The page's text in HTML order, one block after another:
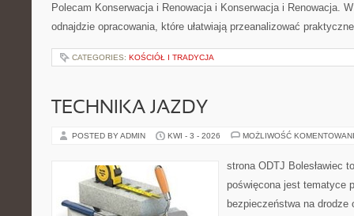
Polecam Konserwacja i Renowacja i Konserwacja i Renowacja.
odnajdzie opracowania, które ułatwiają przeanalizować
CATEGORIES: KOŚCIÓŁ I TRADYCJA
TECHNIKA JAZDY
POSTED BY ADMIN KWI - 3 - 2026 MOŻLIWOŚĆ
strona ODTJ Bolesławiec
poświęcona jest tematyce
bezpieczeństwa na drodze